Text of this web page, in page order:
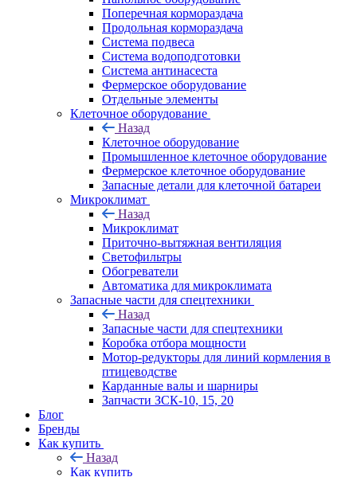
Поперечная кормораздача
Продольная кормораздача
Система подвеса
Система водоподготовки
Система антинасеста
Фермерское оборудование
Отдельные элементы
Клеточное оборудование
Назад
Клеточное оборудование
Промышленное клеточное оборудование
Фермерское клеточное оборудование
Запасные детали для клеточной батареи
Микроклимат
Назад
Микроклимат
Приточно-вытяжная вентиляция
Светофильтры
Обогреватели
Автоматика для микроклимата
Запасные части для спецтехники
Назад
Запасные части для спецтехники
Коробка отбора мощности
Мотор-редукторы для линий кормления в
птицеводстве
Карданные валы и шарниры
Запчасти ЗСК-10, 15, 20
Блог
Бренды
Как купить
Назад
Как купить